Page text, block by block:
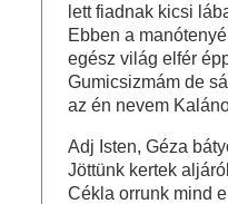
lett fiadnak kicsi
Ebben a
egész világ elfér
Gumicsizmám de
az én nevem
Adj Isten, Géza
Jöttünk kertek
Cékla orrunk mind